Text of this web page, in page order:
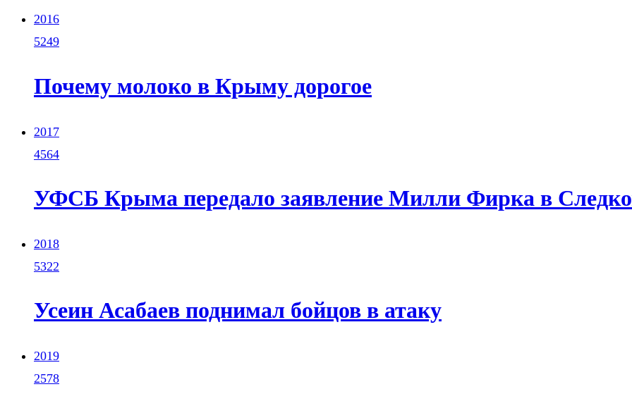
2016
5249
Почему молоко в Крыму дорогое
2017
4564
УФСБ Крыма передало заявление Милли Фирка в
2018
5322
Усеин Асабаев поднимал бойцов в атаку
2019
2578